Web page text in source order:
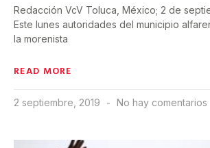
Redacción VcV Toluca, México; 2 de
Este lunes autoridades del municipio
la morenista
READ MORE
2 septiembre, 2019 No hay comentarios